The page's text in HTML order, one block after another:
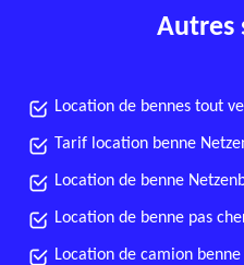
Autres
Location de bennes tout
Tarif location benne
Location de benne
Location de benne pas
Location de camion